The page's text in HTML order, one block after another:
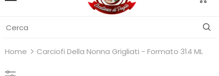
Home Carciofi Della Nonna Grigliati - Formato 314 ML